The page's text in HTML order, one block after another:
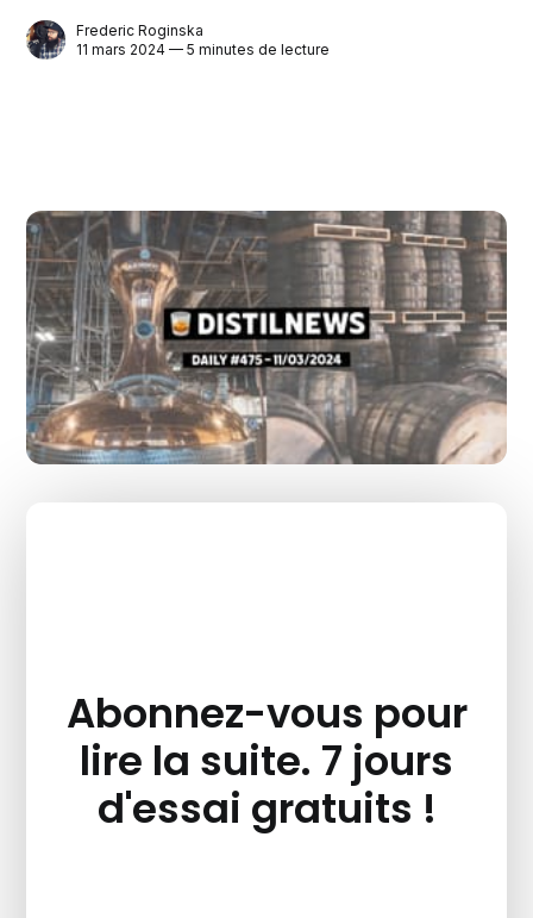
Frederic Roginska
11 mars 2024 — 5 minutes de lecture
Abonnez-vous pour
lire la suite. 7 jours
d'essai gratuits !